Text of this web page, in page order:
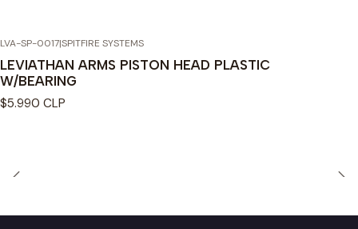
LVA-SP-0017|SPITFIRE SYSTEMS
LEVIATHAN ARMS PISTON HEAD PLASTIC
W/BEARING
$5.990 CLP